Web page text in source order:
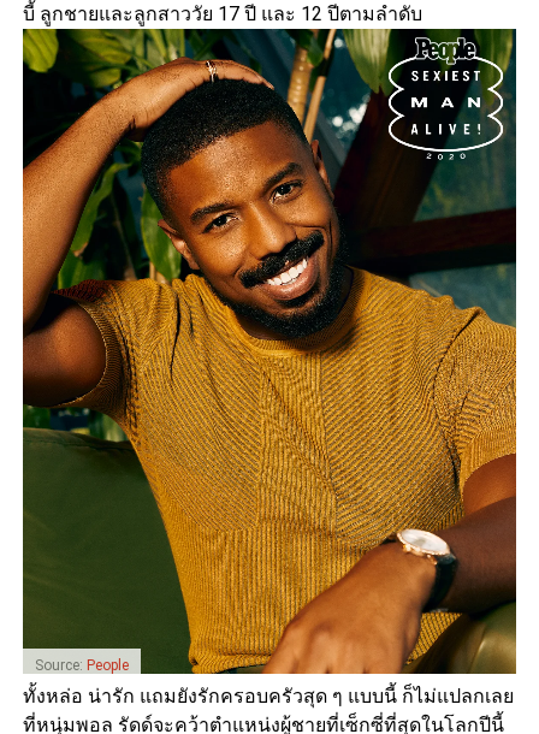
บี้ ลูกชายและลูกสาววัย 17 ปี และ 12 ปีตามลำดับ
Source: People
ทั้งหล่อ น่ารัก แถมยังรักครอบครัวสุด ๆ แบบนี้ ก็ไม่แปลกเลย
ที่หนุ่มพอล รัดด์จะคว้าตำแหน่งผู้ชายที่เซ็กซี่ที่สุดในโลกปีนี้